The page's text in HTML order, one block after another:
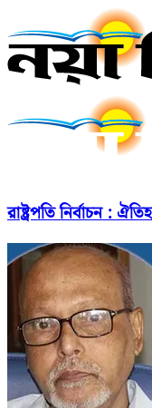
রাষ্ট্রপতি নির্বাচন :